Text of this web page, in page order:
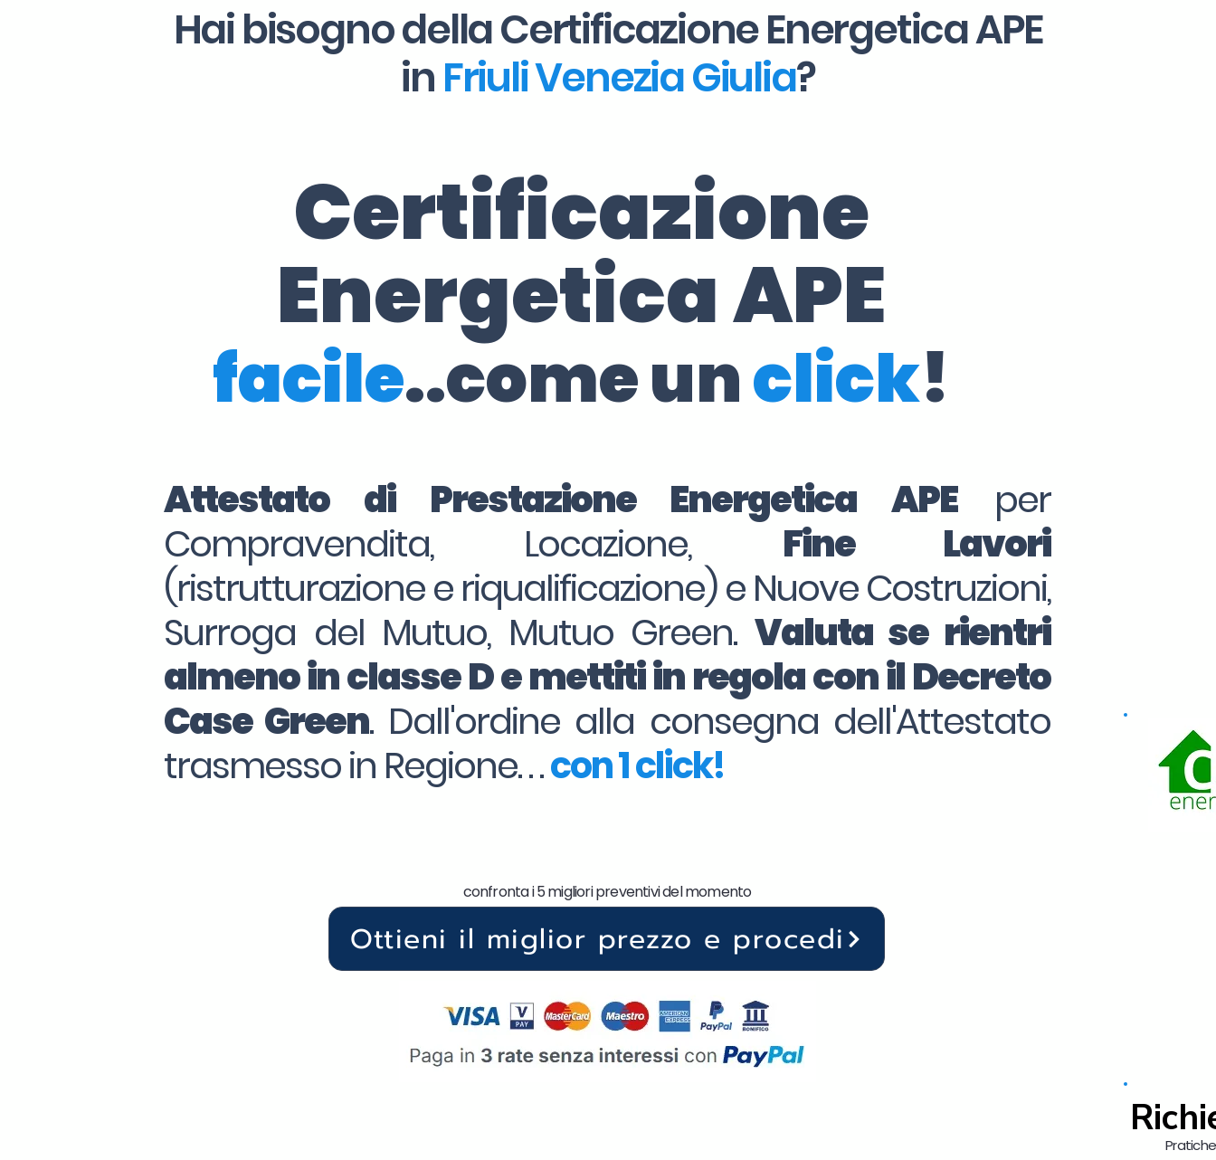
Hai bisogno della Certificazione Energetica APE
inFriuli Venezia Giulia?
Certificazione
Energetica APE
facile..come unclick!
Attestato di Prestazione Energetica APEper
Compravendita, Locazione, Fine Lavori
(ristrutturazione e riqualificazione) e Nuove Costruzioni,
Surroga del Mutuo, Mutuo Green. Valuta se rientri
almeno in classe D e mettiti in regola con il Decreto
Case Green. Dall'ordine alla consegna dell'Attestato
trasmesso in Regione. . .con 1 click!
Ottieni il miglior prezzo e procedi
confronta i 5 migliori preventivi del momento